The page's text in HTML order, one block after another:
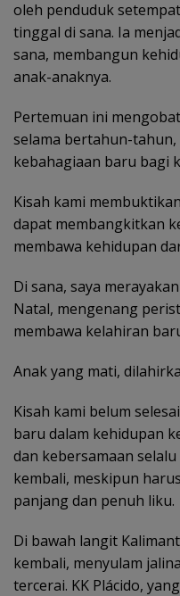
oleh penduduk
tinggal di sana. Ia
sana, membangun
anak-anaknya.
Pertemuan ini
selama bertahun-
kebahagiaan baru bagi
Kisah kami
dapat membangkitkan
membawa kehidupan
Di sana, saya
Natal, mengenang
membawa kelahiran
Anak yang mati,
Kisah kami belum
baru dalam kehidupan
dan kebersamaan
kembali, meskipun
panjang dan penuh liku.
Di bawah langit
kembali, menyulam
tercerai. KK Plácido,